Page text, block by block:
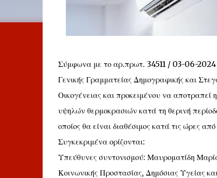
Σύμφωνα με το αρ.πρωτ. 34511 / 03-06-2024
Γενικής Γραμματείας Δημογραφικής και
Οικογένειας και προκειμένου να
υψηλών θερμοκρασιών κατά τη θερινή
οποίος θα είναι διαθέσιμος κατά τις ώρες
Συγκεκριμένα ορίζονται:
Υπεύθυνες συντονισμού: Μαυροματίδη
Κοινωνικής Προστασίας, Δημόσιας Υγείας